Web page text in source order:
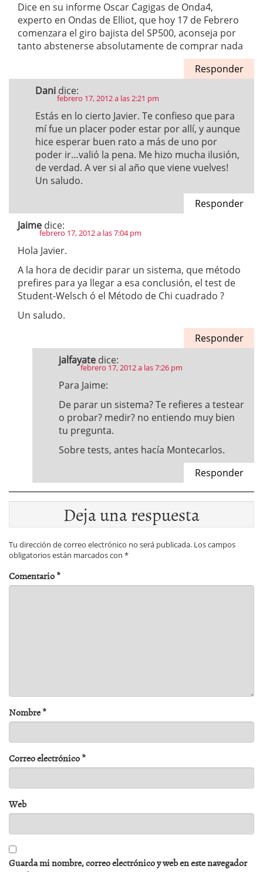
Dice en su informe Oscar Cagigas de Onda4,
experto en Ondas de Elliot, que hoy 17 de Febrero
comenzara el giro bajista del SP500, aconseja por
tanto abstenerse absolutamente de comprar nada
Responder
Dani dice:
febrero 17, 2012 a las 2:21 pm
Estás en lo cierto Javier. Te confieso que para
mí fue un placer poder estar por allí, y aunque
hice esperar buen rato a más de uno por
poder ir…valió la pena. Me hizo mucha ilusión,
de verdad. A ver si al año que viene vuelves!
Un saludo.
Responder
Jaime dice:
febrero 17, 2012 a las 7:04 pm
Hola Javier.
A la hora de decidir parar un sistema, que método
prefires para ya llegar a esa conclusión, el test de
Student-Welsch ó el Método de Chi cuadrado ?
Un saludo.
Responder
jalfayate dice:
febrero 17, 2012 a las 7:26 pm
Para Jaime:
De parar un sistema? Te refieres a testear
o probar? medir? no entiendo muy bien
tu pregunta.
Sobre tests, antes hacía Montecarlos.
Responder
Deja una respuesta
Tu dirección de correo electrónico no será publicada. Los campos
obligatorios están marcados con *
Comentario*
Nombre*
Correo electrónico*
Web
Guarda mi nombre, correo electrónico y web en este navegador